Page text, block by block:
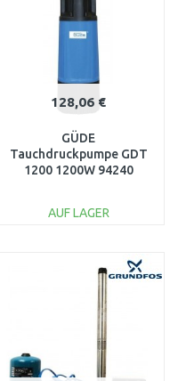
128,06 €
GÜDE
Tauchdruckpumpe GDT
1200 1200W 94240
AUF LAGER
Vergleichen